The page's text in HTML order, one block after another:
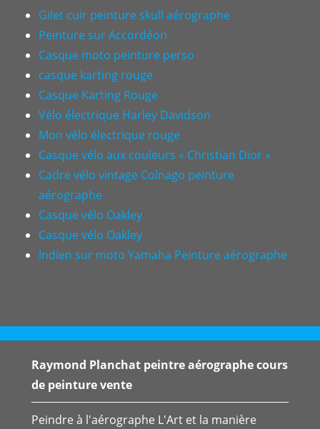
Gilet cuir peinture skull aérographe
Peinture sur Accordéon
Casque moto peinture perso
casque karting rouge
Casque Karting Rouge
Vélo électrique Harley Davidson
Mon vélo électrique rouge
Casque vélo aux couleurs « Christian Dior »
Cadre vélo vintage Colnago peinture
aérographe
Casque vélo Oakley
Casque vélo Oakley
Indien sur moto Yamaha Peinture aérographe
Raymond Planchat peintre aérographe cours
de peinture vente
Peindre à l'aérographe L'Art et la manière